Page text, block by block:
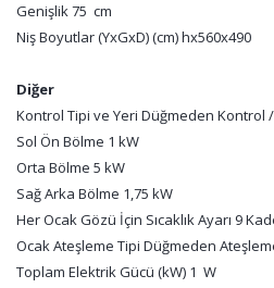
Genişlik 75 cm
Niş Boyutlar (YxGxD) (cm) hx560x490
Diğer
Kontrol Tipi ve Yeri Düğmeden Kontrol
Sol Ön Bölme 1 kW
Orta Bölme 5 kW
Sağ Arka Bölme 1,75 kW
Her Ocak Gözü İçin Sıcaklık Ayarı 9
Ocak Ateşleme Tipi Düğmeden
Toplam Elektrik Gücü (kW) 1 W